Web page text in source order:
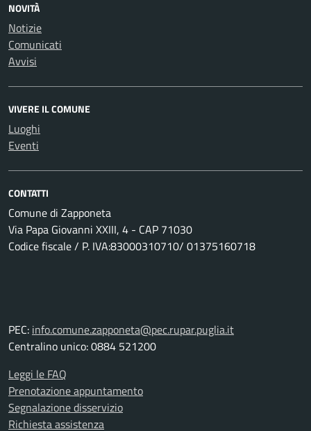
NOVITÀ
Notizie
Comunicati
Avvisi
VIVERE IL COMUNE
Luoghi
Eventi
CONTATTI
Comune di Zapponeta
Via Papa Giovanni XXIII, 4 - CAP 71030
Codice fiscale / P. IVA:83000310710/ 01375160718
PEC: info.comune.zapponeta@pec.rupar.puglia.it
Centralino unico: 0884 521200
Leggi le FAQ
Prenotazione appuntamento
Segnalazione disservizio
Richiesta assistenza